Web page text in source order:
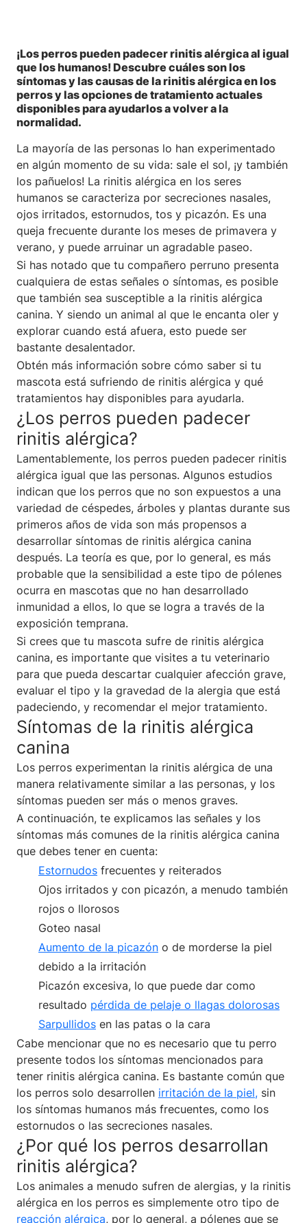
¡Los perros pueden padecer rinitis alérgica al igual
que los humanos! Descubre cuáles son los
síntomas y las causas de la rinitis alérgica en los
perros y las opciones de tratamiento actuales
disponibles para ayudarlos a volver a la
normalidad.
La mayoría de las personas lo han experimentado
en algún momento de su vida: sale el sol, ¡y también
los pañuelos! La rinitis alérgica en los seres
humanos se caracteriza por secreciones nasales,
ojos irritados, estornudos, tos y picazón. Es una
queja frecuente durante los meses de primavera y
verano, y puede arruinar un agradable paseo.
Si has notado que tu compañero perruno presenta
cualquiera de estas señales o síntomas, es posible
que también sea susceptible a la rinitis alérgica
canina. Y siendo un animal al que le encanta oler y
explorar cuando está afuera, esto puede ser
bastante desalentador.
Obtén más información sobre cómo saber si tu
mascota está sufriendo de rinitis alérgica y qué
tratamientos hay disponibles para ayudarla.
¿Los perros pueden padecer
rinitis alérgica?
Lamentablemente, los perros pueden padecer rinitis
alérgica igual que las personas. Algunos estudios
indican que los perros que no son expuestos a una
variedad de céspedes, árboles y plantas durante sus
primeros años de vida son más propensos a
desarrollar síntomas de rinitis alérgica canina
después. La teoría es que, por lo general, es más
probable que la sensibilidad a este tipo de pólenes
ocurra en mascotas que no han desarrollado
inmunidad a ellos, lo que se logra a través de la
exposición temprana.
Si crees que tu mascota sufre de rinitis alérgica
canina, es importante que visites a tu veterinario
para que pueda descartar cualquier afección grave,
evaluar el tipo y la gravedad de la alergia que está
padeciendo, y recomendar el mejor tratamiento.
Síntomas de la rinitis alérgica
canina
Los perros experimentan la rinitis alérgica de una
manera relativamente similar a las personas, y los
síntomas pueden ser más o menos graves.
A continuación, te explicamos las señales y los
síntomas más comunes de la rinitis alérgica canina
que debes tener en cuenta:
Estornudos frecuentes y reiterados
Ojos irritados y con picazón, a menudo también
rojos o llorosos
Goteo nasal
Aumento de la picazón o de morderse la piel
debido a la irritación
Picazón excesiva, lo que puede dar como
resultado pérdida de pelaje o llagas dolorosas
Sarpullidos en las patas o la cara
Cabe mencionar que no es necesario que tu perro
presente todos los síntomas mencionados para
tener rinitis alérgica canina. Es bastante común que
los perros solo desarrollen irritación de la piel, sin
los síntomas humanos más frecuentes, como los
estornudos o las secreciones nasales.
¿Por qué los perros desarrollan
rinitis alérgica?
Los animales a menudo sufren de alergias, y la rinitis
alérgica en los perros es simplemente otro tipo de
reacción alérgica, por lo general, a pólenes que se